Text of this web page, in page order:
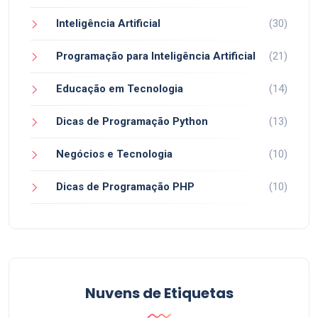
Inteligência Artificial (30)
Programação para Inteligência Artificial (21)
Educação em Tecnologia (14)
Dicas de Programação Python (13)
Negócios e Tecnologia (10)
Dicas de Programação PHP (10)
Nuvens de Etiquetas